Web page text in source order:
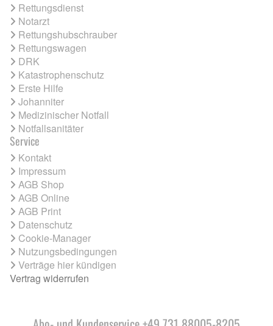
Rettungsdienst
Notarzt
Rettungshubschrauber
Rettungswagen
DRK
Katastrophenschutz
Erste Hilfe
Johanniter
Medizinischer Notfall
Notfallsanitäter
Service
Kontakt
Impressum
AGB Shop
AGB Online
AGB Print
Datenschutz
Cookie-Manager
Nutzungsbedingungen
Verträge hier kündigen
Vertrag widerrufen